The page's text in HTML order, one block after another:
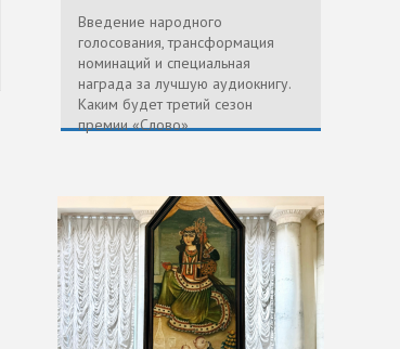
Введение народного
голосования, трансформация
номинаций и специальная
награда за лучшую аудиокнигу.
Каким будет третий сезон
премии «Слово»